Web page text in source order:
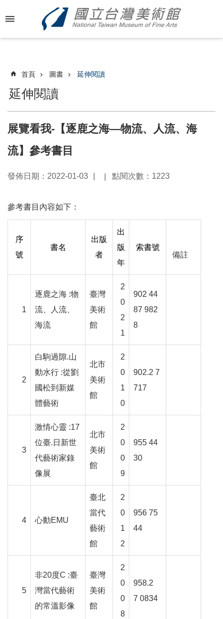
跳到主要內容區塊
階
消
於
美
觀
平
首頁 圖書 延伸閱讀
延伸閱讀
展覽看我-【逐鹿之海—物流、人流、海
流】參考書目
發佈日期：2022-01-03 點閱次數：1223
參考書目內容如下：
序
號
書名
出版
者
出
版
年
索書號
備註
1
逐鹿之海 :物
流、人流、
海流
臺灣
美術
館
2
0
2
1
902 44
87 982
8
2
白駒過隙.山
動水行 :從劉
國松到新媒
體藝術
北市
美術
館
2
0
1
0
902.2 7
717
3
激情心靈 :17
位臺. 日新世
代藝術家錄
像展
北市
美術
館
2
0
0
9
955 44
30
4 心動EMU
臺北
當代
藝術
館
2
0
1
2
956 75
44
5
非20度C :臺
灣當代藝術
的常溫影像
臺灣
美術
館
2
0
0
8
958.2
7 0834